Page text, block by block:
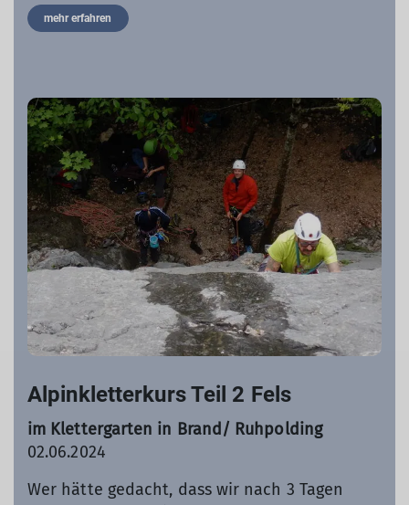
mehr erfahren
Alpinkletterkurs Teil 2 Fels
im Klettergarten in Brand/ Ruhpolding
02.06.2024
Wer hätte gedacht, dass wir nach 3 Tagen